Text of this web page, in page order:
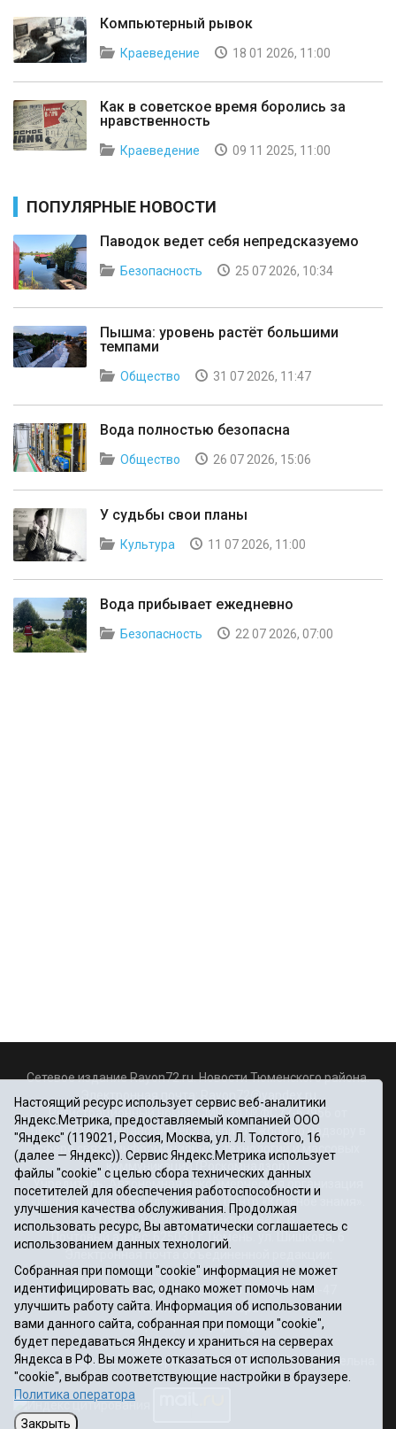
Компьютерный рывок
Краеведение 18 01 2026, 11:00
Как в советское время боролись за
нравственность
Краеведение 09 11 2025, 11:00
ПОПУЛЯРНЫЕ НОВОСТИ
Паводок ведет себя непредсказуемо
Безопасность 25 07 2026, 10:34
Пышма: уровень растёт большими
темпами
Общество 31 07 2026, 11:47
Вода полностью безопасна
Общество 26 07 2026, 15:06
У судьбы свои планы
Культура 11 07 2026, 11:00
Вода прибывает ежедневно
Безопасность 22 07 2026, 07:00
Сетевое издание Rayon72.ru. Новости Тюменского района.
Rayon72@yandex.ru
Регистрационный номер СМИ Эл № ФС77-67956 от
06.12.2016г., выдано Федеральной службой по надзору в
сфере связи, информационных технологий и массовых
коммуникаций (Роскомнадзор)
Учредитель: Автономная некоммерческая организация
«Информационно-издательский центр «Красное знамя».
Главный редактор Некрасова Т. В.
Почтовый адрес: 625031 г.Тюмень. ул. Шишкова, 6
Электронная почта объединенной редакции:
krasnoeznam@rambler.ru
Телефоны 8 (3452) 34-80-60, 69-56-73, 69-56-47
Политика оператора
Информация об учреждении
Публичная оферта
При использовании материалов ссылка на сайт обязательна.
12+
Настоящий ресурс использует сервис веб-аналитики
Яндекс.Метрика, предоставляемый компанией ООО
"Яндекс" (119021, Россия, Москва, ул. Л. Толстого, 16
(далее — Яндекс)). Сервис Яндекс.Метрика использует
файлы "cookie" с целью сбора технических данных
посетителей для обеспечения работоспособности и
улучшения качества обслуживания. Продолжая
использовать ресурс, Вы автоматически соглашаетесь с
использованием данных технологий.
Собранная при помощи "cookie" информация не может
идентифицировать вас, однако может помочь нам
улучшить работу сайта. Информация об использовании
вами данного сайта, собранная при помощи "cookie",
будет передаваться Яндексу и храниться на серверах
Яндекса в РФ. Вы можете отказаться от использования
"cookie", выбрав соответствующие настройки в браузере.
Политика оператора
Закрыть